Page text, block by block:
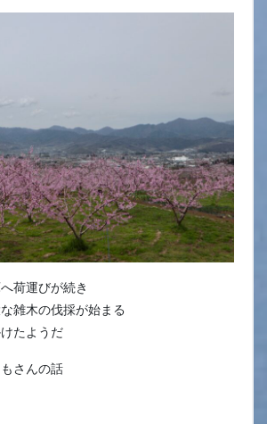
荷運びが続き
雑木の伐採が始まる
たようだ
さんの話